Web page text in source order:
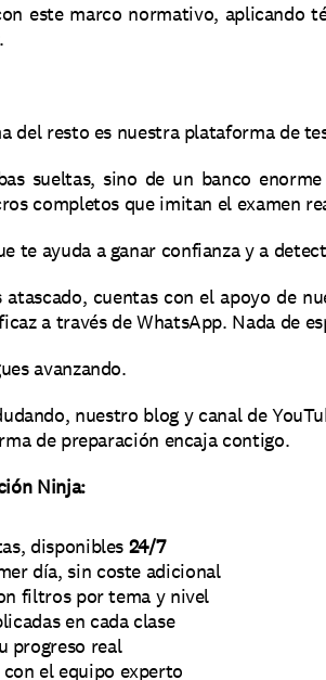
este marco normativo, aplicando
del resto es nuestra plataforma de
sueltas, sino de un banco
completos que imitan el examen
te ayuda a ganar confianza y a
cuentas con el apoyo de
a través de WhatsApp. Nada de
avanzando.
nuestro blog y canal de
de preparación encaja contigo.
Ninja:
disponibles 24/7
día, sin coste adicional
filtros por tema y nivel
en cada clase
progreso real
el equipo experto